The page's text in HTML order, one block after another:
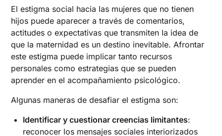
El estigma social hacia las mujeres que no tienen
hijos puede aparecer a través de comentarios,
actitudes o expectativas que transmiten la idea de
que la maternidad es un destino inevitable. Afrontar
este estigma puede implicar tanto recursos
personales como estrategias que se pueden
aprender en el acompañamiento psicológico.
Algunas maneras de desafiar el estigma son:
Identificar y cuestionar creencias limitantes:
reconocer los mensajes sociales interiorizados